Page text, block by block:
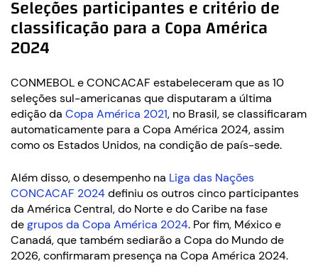
Seleções participantes e critério de
classificação para a Copa América
2024
CONMEBOL e CONCACAF estabeleceram que as 10
seleções sul-americanas que disputaram a última
edição da Copa América 2021, no Brasil, se classificaram
automaticamente para a Copa América 2024, assim
como os Estados Unidos, na condição de país-sede.
Além disso, o desempenho na Liga das Nações
CONCACAF 2024definiu os outros cinco participantes
da América Central, do Norte e do Caribe na fase
degrupos da Copa América 2024. Por fim, México e
Canadá, que também sediarão a Copa do Mundo de
2026, confirmaram presença na Copa América 2024.